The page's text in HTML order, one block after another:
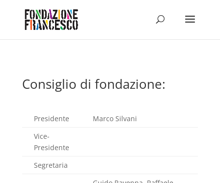
Consiglio di fondazione:
Presidente
Marco Silvani
Vice-
Presidente
Segretaria